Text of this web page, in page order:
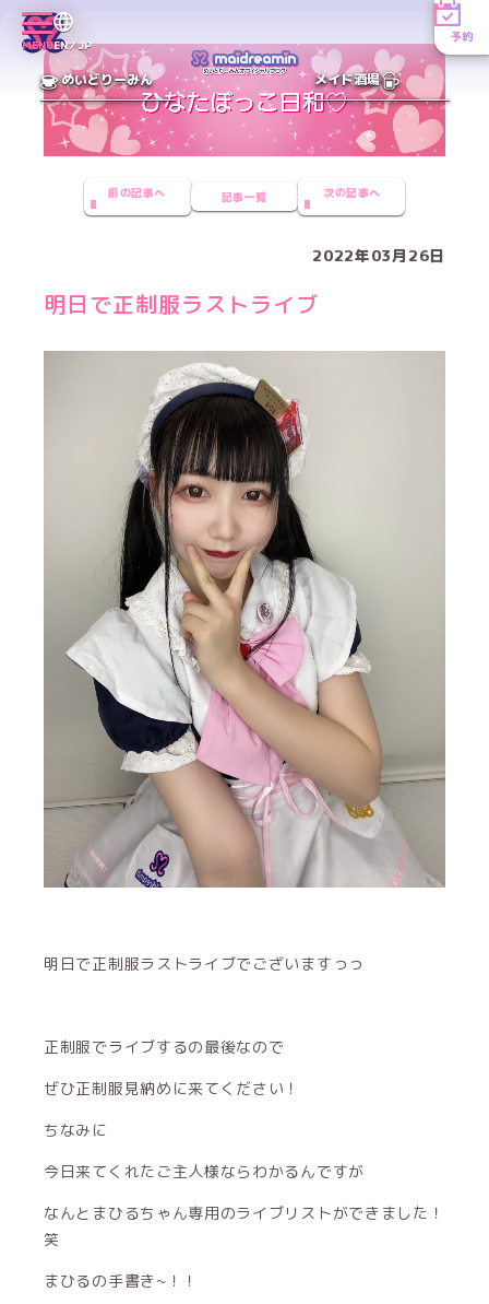
MENUEN／JP
予約
めいどりーみん メイド酒場
前の記事へ 記事一覧 次の記事へ
2022年03月26日
明日で正制服ラストライブ
明日で正制服ラストライブでございますっっ
正制服でライブするの最後なので
ぜひ正制服見納めに来てください！
ちなみに
今日来てくれたご主人様ならわかるんですが
なんとまひるちゃん専用のライブリストができました！
笑
まひるの手書き~！！